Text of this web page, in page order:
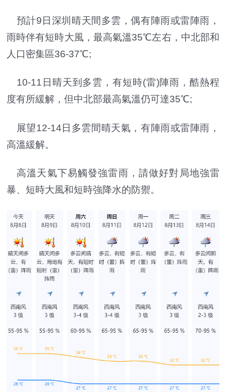
預計9日深圳晴天間多雲，偶有陣雨或雷陣雨，
雨時伴有短時大風，最高氣溫35℃左右，中北部和
人口密集區36-37℃;
10-11日晴天到多雲，有短時(雷)陣雨，酷熱程
度有所緩解，但中北部最高氣溫仍可達35℃;
展望12-14日多雲間晴天氣，有陣雨或雷陣雨，
高溫緩解。
高溫天氣下易觸發強雷雨，請做好對局地強雷
暴、短時大風和短時強降水的防禦。